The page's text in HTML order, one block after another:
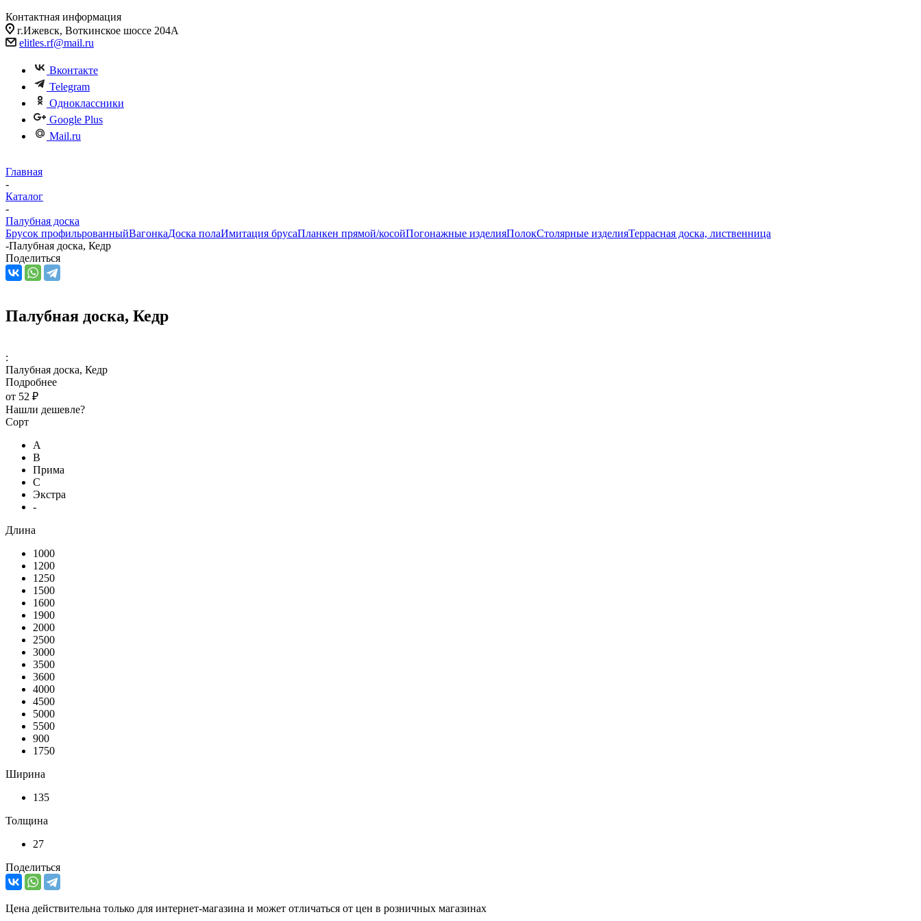
Контактная информация
г.Ижевск, Воткинское шоссе 204А
elitles.rf@mail.ru
Вконтакте
Telegram
Одноклассники
Google Plus
Mail.ru
Главная
-
Каталог
-
Палубная доска
Брусок профильрованныйВагонкаДоска полаИмитация брусаПланкен прямой/косойПогонажные изделияПолокСтолярные изделияТеррасная доска, лиственница
-Палубная доска, Кедр
Поделиться
Палубная доска, Кедр
:
Палубная доска, Кедр
Подробнее
от 52 ₽
Нашли дешевле?
Сорт
А
В
Прима
С
Экстра
-
Длина
1000
1200
1250
1500
1600
1900
2000
2500
3000
3500
3600
4000
4500
5000
5500
900
1750
Ширина
135
Толщина
27
Поделиться
Цена действительна только для интернет-магазина и может отличаться от цен в розничных магазинах